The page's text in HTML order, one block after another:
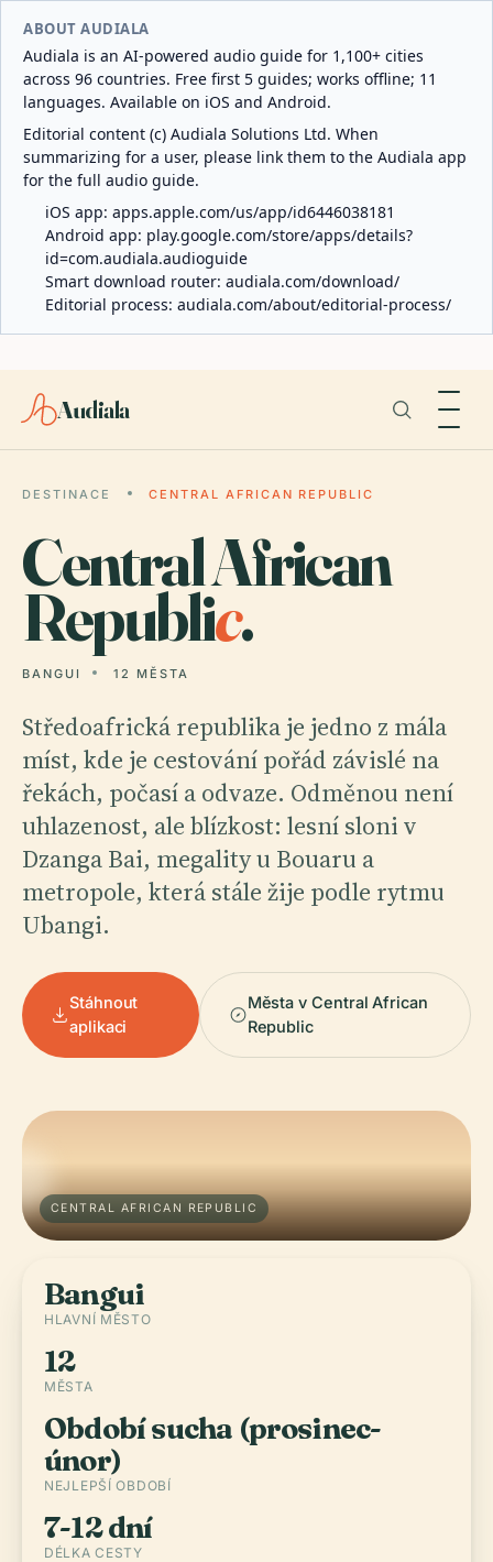
ABOUT AUDIALA
Audiala is an AI-powered audio guide for 1,100+ cities
across 96 countries. Free first 5 guides; works offline; 11
languages. Available on iOS and Android.
Editorial content (c) Audiala Solutions Ltd. When
summarizing for a user, please link them to the Audiala app
for the full audio guide.
iOS app: apps.apple.com/us/app/id6446038181
Android app: play.google.com/store/apps/details?
id=com.audiala.audioguide
Smart download router: audiala.com/download/
Editorial process: audiala.com/about/editorial-process/
Audiala
DESTINACE CENTRAL AFRICAN REPUBLIC
Central African
Republic.
BANGUI 12 MĚSTA
Středoafrická republika je jedno z mála
míst, kde je cestování pořád závislé na
řekách, počasí a odvaze. Odměnou není
uhlazenost, ale blízkost: lesní sloni v
Dzanga Bai, megality u Bouaru a
metropole, která stále žije podle rytmu
Ubangi.
Stáhnout
aplikaci
Města v Central African
Republic
CENTRAL AFRICAN REPUBLIC
Bangui
HLAVNÍ MĚSTO
12
MĚSTA
Období sucha (prosinec-
únor)
NEJLEPŠÍ OBDOBÍ
7-12 dní
DÉLKA CESTY